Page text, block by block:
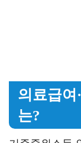
의료급여
는?